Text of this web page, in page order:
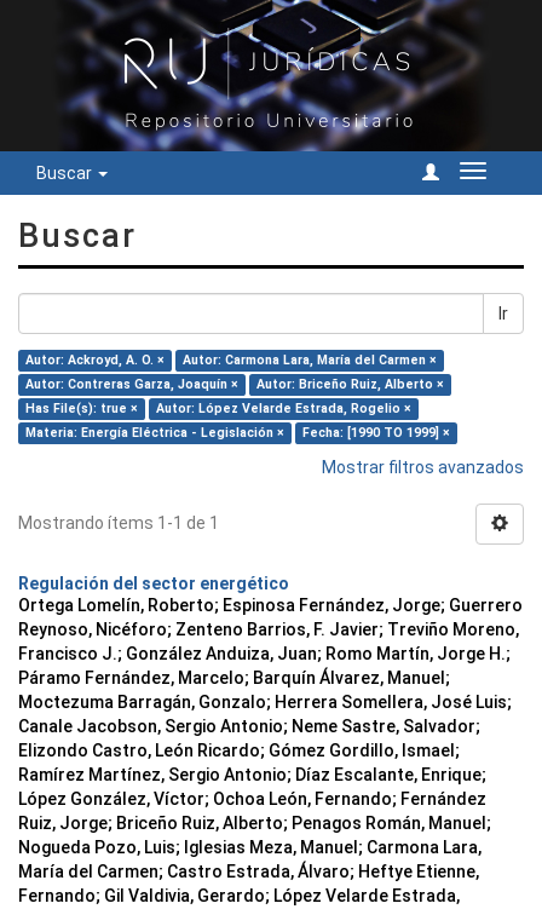
Buscar
Cambiar
Buscar
Ir
Autor: Ackroyd, A. O. ×
Autor: Carmona Lara, María del Carmen ×
Autor: Contreras Garza, Joaquín ×
Autor: Briceño Ruiz, Alberto ×
Has File(s): true ×
Autor: López Velarde Estrada, Rogelio ×
Materia: Energía Eléctrica - Legislación ×
Fecha: [1990 TO 1999] ×
Mostrar filtros avanzados
Mostrando ítems 1-1 de 1
Regulación del sector energético
Ortega Lomelín, Roberto; Espinosa Fernández, Jorge; Guerrero
Reynoso, Nicéforo; Zenteno Barrios, F. Javier; Treviño Moreno,
Francisco J.; González Anduiza, Juan; Romo Martín, Jorge H.;
Páramo Fernández, Marcelo; Barquín Álvarez, Manuel;
Moctezuma Barragán, Gonzalo; Herrera Somellera, José Luis;
Canale Jacobson, Sergio Antonio; Neme Sastre, Salvador;
Elizondo Castro, León Ricardo; Gómez Gordillo, Ismael;
Ramírez Martínez, Sergio Antonio; Díaz Escalante, Enrique;
López González, Víctor; Ochoa León, Fernando; Fernández
Ruiz, Jorge; Briceño Ruiz, Alberto; Penagos Román, Manuel;
Nogueda Pozo, Luis; Iglesias Meza, Manuel; Carmona Lara,
María del Carmen; Castro Estrada, Álvaro; Heftye Etienne,
Fernando; Gil Valdivia, Gerardo; López Velarde Estrada,